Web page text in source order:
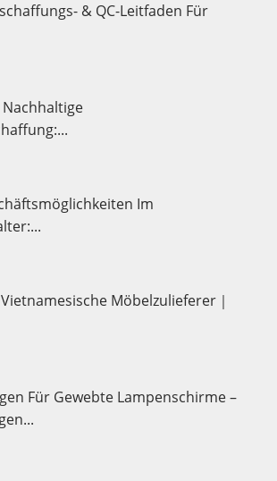
& QC-Leitfaden Für
Im
Möbelzulieferer｜
Für Gewebte Lampenschirme –